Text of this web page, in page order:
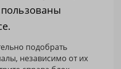
подобрать
независимо от их